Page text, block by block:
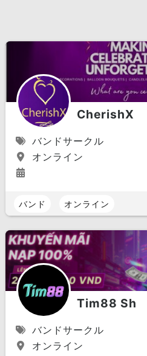
CherishX
バンドサークル
オンライン
バンド オンライン
Tim88 Sh
バンドサークル
オンライン